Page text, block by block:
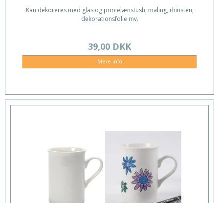
Kan dekoreres med glas og porcelænstush, maling, rhinsten,
dekorationsfolie mv.
39,00 DKK
Mere info